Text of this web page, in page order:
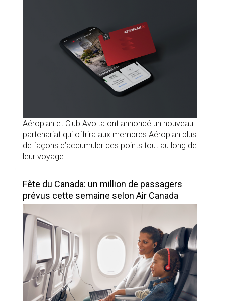
Aéroplan et Club Avolta ont annoncé un nouveau
partenariat qui offrira aux membres Aéroplan plus
de façons d’accumuler des points tout au long de
leur voyage.
Fête du Canada: un million de passagers
prévus cette semaine selon Air Canada